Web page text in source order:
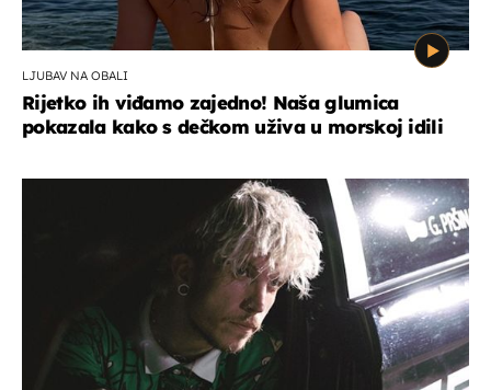
LJUBAV NA OBALI
Rijetko ih viđamo zajedno! Naša glumica
pokazala kako s dečkom uživa u morskoj idili